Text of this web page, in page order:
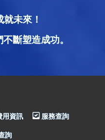
未來！
斷塑造成功。
用資訊 服務查詢
詢